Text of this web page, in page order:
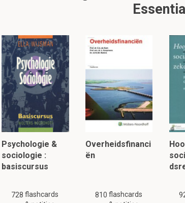
van permanente rolverwisseling en van
1.3 Powerpoint
Dit is een preview. Er zijn 15 andere
Laat hier meer
communiceren mensen met elkaar?
groepen van motieven:
Psychologie &
sociologie :
basiscursus
728 flashcards
Overheidsfinanci
ën
810 flashcards